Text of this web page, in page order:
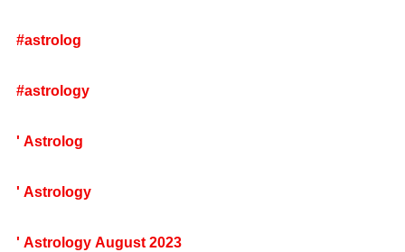
#rajthackeray #uddhavthackeray #devendrafadanvis
#astrolog
#astrology
' Astrolog
' Astrology
' Astrology August 2023